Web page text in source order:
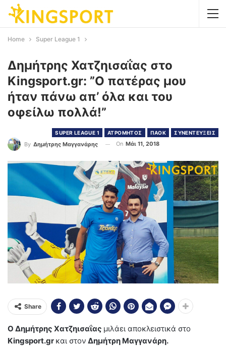
Home Super League 1
Δημήτρης Χατζηισαΐας στο
Kingsport.gr: ”Ο πατέρας μου
ήταν πάνω απ’ όλα και του
οφείλω πολλά!”
SUPER LEAGUE 1 ΑΤΡΟΜΗΤΟΣ ΠΑΟΚ ΣΥΝΕΝΤΕΥΞΕΙΣ
By Δημήτρης Μαγγανάρης On Μάι 11, 2018
Share
Ο Δημήτρης Χατζηισαΐας μιλάει αποκλειστικά στο
Kingsport.gr και στον Δημήτρη Μαγγανάρη.